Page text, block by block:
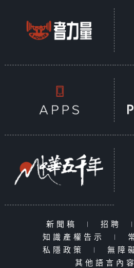
新聞稿 | 招聘 |
知識產權告示
|
私隱政策
| 無障
其他語言內